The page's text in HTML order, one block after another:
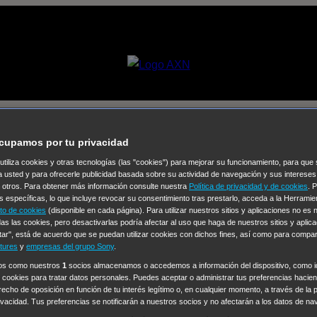
está bien
Selecciona un
Colección de Videos
Operación: Huracán House of Cards Despedida Salvaje
en familia Hudson & Rex
Lola High Country Los casos de Susan Ryeland:
Libre de Culpa Morbius NCIS: Nueva Orleans Pandora En
Chicago Fire Monarch Circuito cerrado Alert: Unidad de
por tu privacidad
cookies y otras tecnologías (las "cookies") para mejorar su funcionamiento, para que
usted y para ofrecerle publicidad basada sobre su actividad de navegación y sus
otros. Para obtener más información consulte nuestra Política de privacidad y de cookies .
específicas, lo que incluye revocar su consentimiento tras prestarlo, acceda a la
de cookies (disponible en cada página). Para utilizar nuestros sitios y aplicaciones no es
las cookies, pero desactivarlas podría afectar al uso que haga de nuestros sitios y
está de acuerdo que se puedan utilizar cookies con dichos fines, así como para
y empresas del grupo Sony.
como nuestros 1 socios almacenamos o accedemos a información del dispositivo, como
para tratar datos personales. Puedes aceptar o administrar tus preferencias
de oposición en función de tu interés legítimo o, en cualquier momento, a través de la
Tus preferencias se notificarán a nuestros socios y no afectarán a los datos de